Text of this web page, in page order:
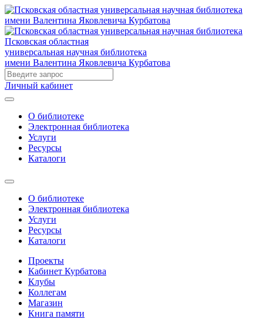
Псковская областная
универсальная научная библиотека
имени Валентина Яковлевича Курбатова
Личный кабинет
О библиотеке
Электронная библиотека
Услуги
Ресурсы
Каталоги
О библиотеке
Электронная библиотека
Услуги
Ресурсы
Каталоги
Проекты
Кабинет Курбатова
Клубы
Коллегам
Магазин
Книга памяти